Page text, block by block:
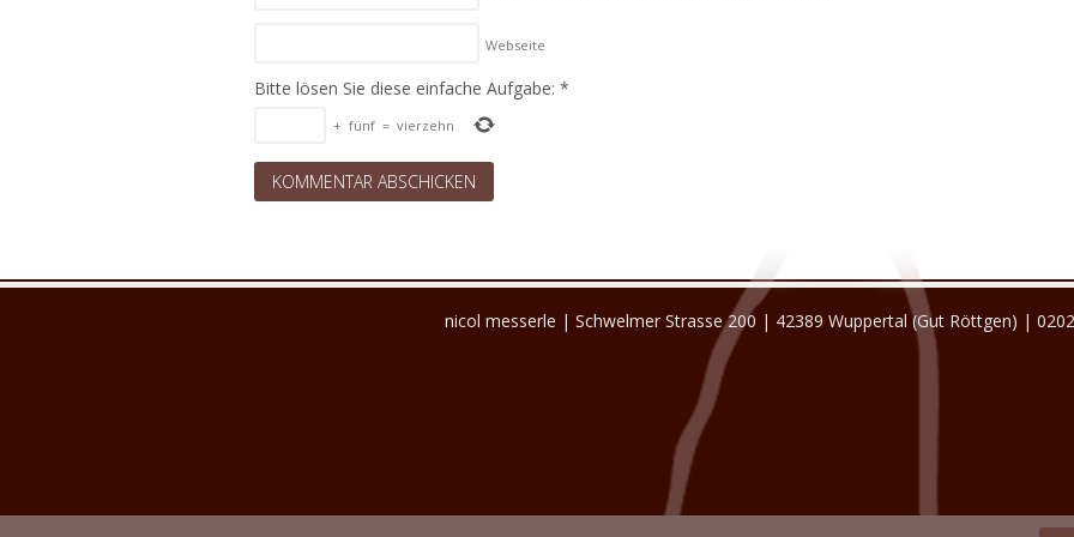
Webseite
Bitte lösen Sie diese einfache Aufgabe: *
+ fünf = vierzehn
nicol messerle | Schwelmer Strasse 200 | 42389 Wuppertal (Gut Röttgen) |